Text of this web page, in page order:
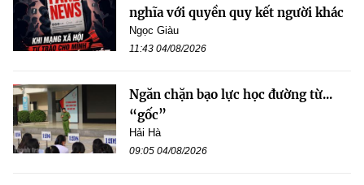
nghĩa với quyền quy kết người khác
Ngọc Giàu
11:43 04/08/2026
Ngăn chặn bạo lực học đường từ...
“gốc”
Hải Hà
09:05 04/08/2026